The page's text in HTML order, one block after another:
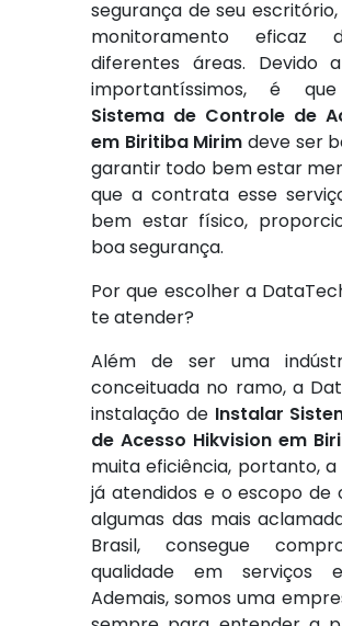
segurança de seu
monitoramento
diferentes áreas. Devido
importantíssimos, é
Sistema de Controle de
em Biritiba Mirim deve ser
garantir todo bem estar
que a contrata esse
bem estar físico,
boa segurança.
Por que escolher a
te atender?
Além de ser uma
conceituada no ramo, a
instalação de Instalar
de Acesso Hikvision em
muita eficiência, portanto,
já atendidos e o escopo de
algumas das mais
Brasil, consegue
qualidade em serviços
Ademais, somos uma